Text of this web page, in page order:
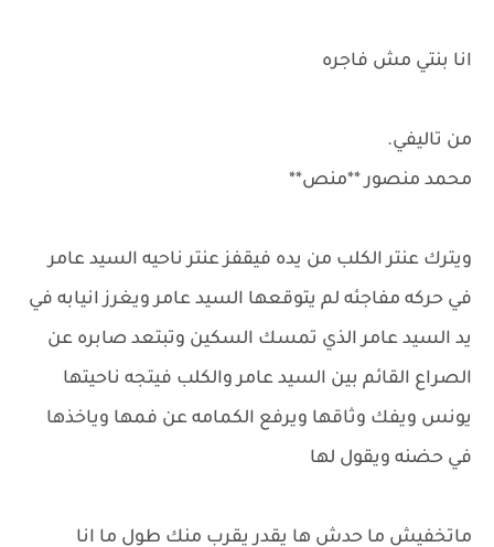
انا بنتي مش فاجره
من تاليفي.
محمد منصور **منص**
ويترك عنتر الكلب من يده فيقفز عنتر ناحيه السيد عامر
في حركه مفاجئه لم يتوقعها السيد عامر ويغرز انيابه في
يد السيد عامر الذي تمسك السكين وتبتعد صابره عن
الصراع القائم بين السيد عامر والكلب فيتجه ناحيتها
يونس ويفك وثاقها ويرفع الكمامه عن فمها وياخذها
في حضنه ويقول لها
ماتخفيش ما حدش ها يقدر يقرب منك طول ما انا